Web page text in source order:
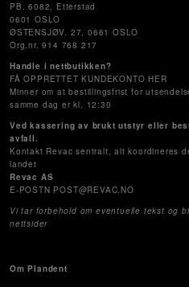
PB. 6082, Etterstad
0601 OSLO
ØSTENSJØV. 27, 0661 OSLO
Org.nr. 914 768 217
Handle i nettbutikken?
FÅ OPPRETTET KUNDEKONTO HER
Minner om at bestillingsfrist for
samme dag er kl. 12:30
Ved kassering av brukt utstyr eller
avfall.
Kontakt Revac sentralt, alt koordineres
landet
Revac AS
E-POSTN POST@REVAC.NO
Vi tar forbehold om eventuelle tekst og
nettsider
Om Plandent